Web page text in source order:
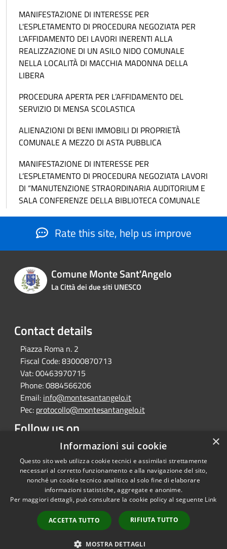
MANIFESTAZIONE DI INTERESSE PER
L'ESPLETAMENTO DI PROCEDURA NEGOZIATA PER
L'AFFIDAMENTO DEI LAVORI INERENTI ALLA
REALIZZAZIONE DI UN ASILO NIDO COMUNALE
NELLA LOCALITÀ DI MACCHIA MADONNA DELLA
LIBERA
PROCEDURA APERTA PER L’AFFIDAMENTO DEL
SERVIZIO DI MENSA SCOLASTICA
ALIENAZIONI DI BENI IMMOBILI DI PROPRIETÀ
COMUNALE A MEZZO DI ASTA PUBBLICA
MANIFESTAZIONE DI INTERESSE PER
L’ESPLETAMENTO DI PROCEDURA NEGOZIATA LAVORI
DI “MANUTENZIONE STRAORDINARIA AUDITORIUM E
SALA CONFERENZE DELLA BIBLIOTECA COMUNALE
Rate this site, help us improve
Comune Monte Sant'Angelo
La Città dei due siti UNESCO
Contact details
Piazza Roma n. 2
Fiscal Code:83000870713
Vat:00463970715
Phone:0884566206
Email: info@montesantangelo.it
Pec: protocollo@montesantangelo.it
Follow us on
FacebookYoutubeInstagramTelegramWhatsapp
RSS
Copyright © 2026 • Comune
byMunicipium
Admin
access
×
Informazioni sui cookie
Questo sito web utilizza cookie tecnici e assimilati strettamente
necessari al corretto funzionamento e alla navigazione del sito,
nonché un cookie tecnico analitico al solo fine di elaborare
informazioni statistiche, aggregate e anonime.
Per maggiori dettagli, può consultare la cookie policy al seguente Link
ACCETTA TUTTO RIFIUTA TUTTO
MOSTRA DETTAGLI